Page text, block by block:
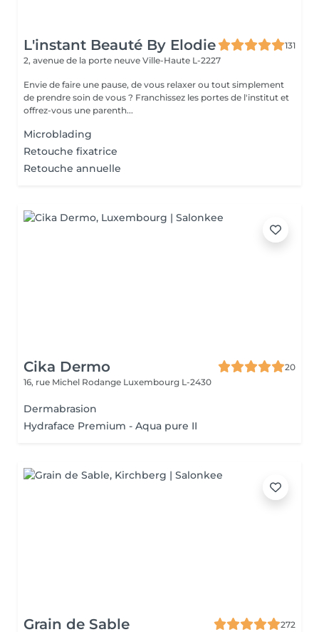
L'instant Beauté By Elodie
131
2, avenue de la porte neuve Ville-Haute L-2227
Envie de faire une pause, de vous relaxer ou tout simplement
de prendre soin de vous ? Franchissez les portes de l'institut et
offrez-vous une parenth...
Microblading
Retouche fixatrice
Retouche annuelle
Cika Dermo
20
16, rue Michel Rodange Luxembourg L-2430
Dermabrasion
Hydraface Premium - Aqua pure II
Grain de Sable 272